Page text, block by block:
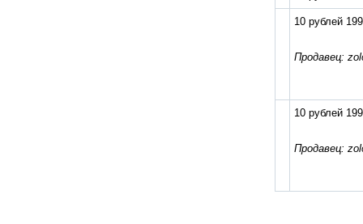
10 рублей
Продавец:
10 рублей
Продавец: